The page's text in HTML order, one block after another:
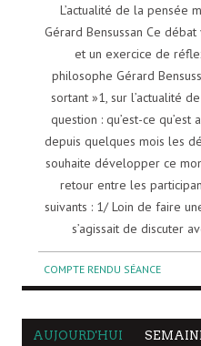
L’actualité de la pensée
Gérard Bensussan Ce
et un exercice de
philosophe Gérard
sortant »1, sur l’actualité
question : qu’est-ce
depuis quelques mois les
souhaite développer ce
retour entre les
suivants : 1/ Loin de faire
s’agissait de discuter
COMPTE RENDU SÉANCE
AUJOURD'HUI